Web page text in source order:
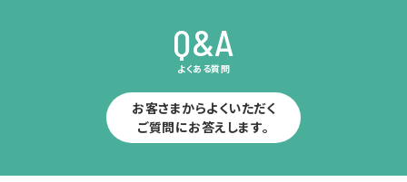
Q&A
よくある質問
お客さまからよくいただく
ご質問にお答えします。